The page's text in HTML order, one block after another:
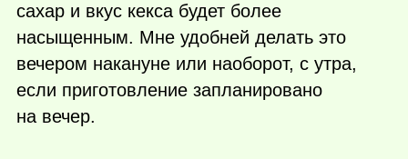
сахар и вкус кекса будет более
насыщенным. Мне удобней делать это
вечером накануне или наоборот, с утра,
если приготовление запланировано
на вечер.